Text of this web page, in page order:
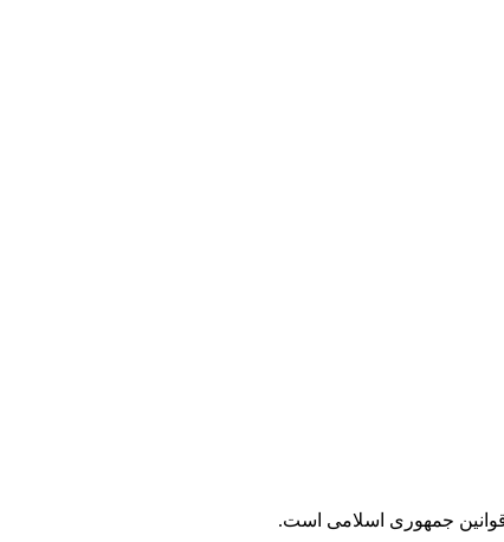
قوانین جمهوری اسلامی است.